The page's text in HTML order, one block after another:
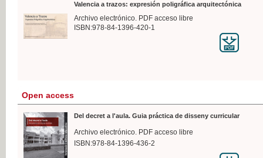
Valencia a trazos: expresión poligráfica arquitectónica
Archivo electrónico. PDF acceso libre
ISBN:978-84-1396-420-1
Open access
Del decret a l'aula. Guia práctica de disseny curricular
Archivo electrónico. PDF acceso libre
ISBN:978-84-1396-436-2